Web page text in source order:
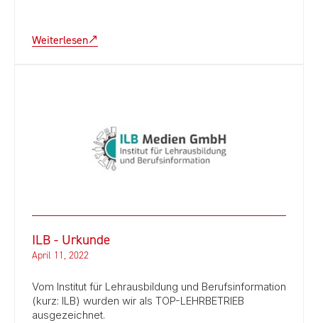
Weiterlesen
ILB - Urkunde
April 11, 2022
Vom Institut für Lehrausbildung und Berufsinformation
(kurz: ILB) wurden wir als TOP-LEHRBETRIEB
ausgezeichnet.